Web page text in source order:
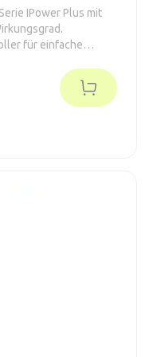
IPower Plus mit
für einfache